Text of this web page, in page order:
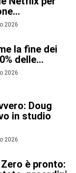
2026
la fine dei
delle...
2026
Doug
in studio
2026
è pronto: